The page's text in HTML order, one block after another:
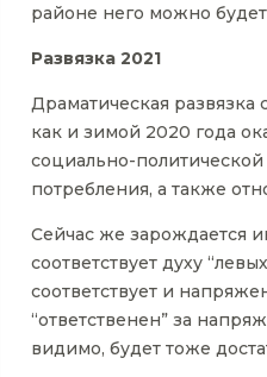
районе него можно
Развязка 2021
Драматическая развязка
как и зимой 2020 года
социально-
потребления, а также
Сейчас же зарождается
соответствует духу
соответствует и
“ответственен” за
видимо, будет тоже